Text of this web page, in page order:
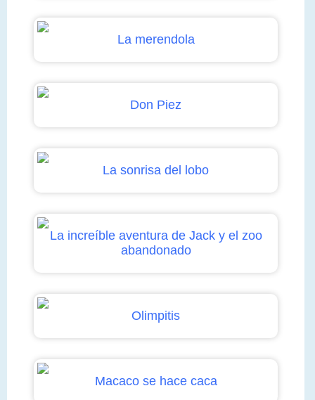
La merendola
Don Piez
La sonrisa del lobo
La increíble aventura de Jack y el zoo
abandonado
Olimpitis
Macaco se hace caca